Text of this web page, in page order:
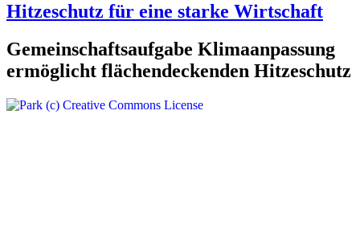
Hitzeschutz für eine starke Wirtschaft
Gemeinschaftsaufgabe Klimaanpassung
ermöglicht flächendeckenden Hitzeschutz